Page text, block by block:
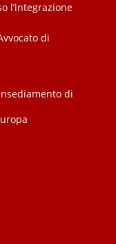
l’integrazione
di
di